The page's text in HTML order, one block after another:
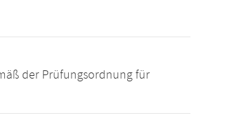
der Prüfungsordnung für